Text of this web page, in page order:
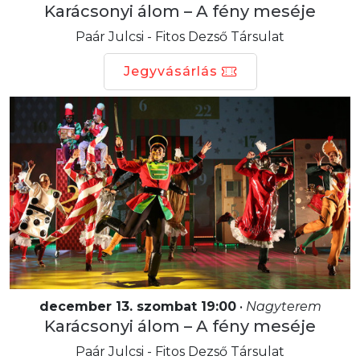
Karácsonyi álom – A fény meséje
Paár Julcsi - Fitos Dezső Társulat
Jegyvásárlás
december 13. szombat 19:00• Nagyterem
Karácsonyi álom – A fény meséje
Paár Julcsi - Fitos Dezső Társulat